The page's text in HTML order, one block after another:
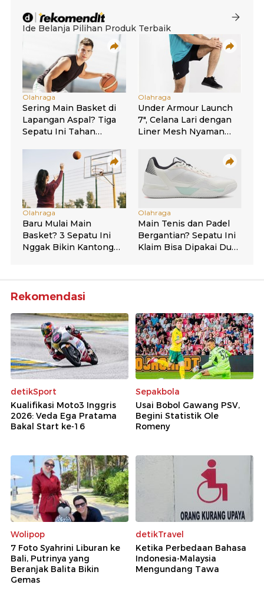
Rekomendasi
detikSport
Kualifikasi Moto3 Inggris
2026: Veda Ega Pratama
Bakal Start ke-16
Sepakbola
Usai Bobol Gawang PSV,
Begini Statistik Ole
Romeny
Wolipop
7 Foto Syahrini Liburan ke
Bali, Putrinya yang
Beranjak Balita Bikin
Gemas
detikTravel
Ketika Perbedaan Bahasa
Indonesia-Malaysia
Mengundang Tawa